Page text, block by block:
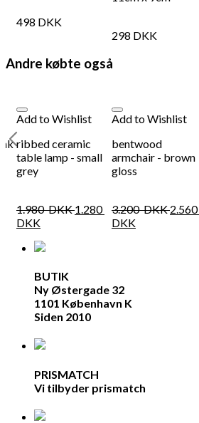
498 DKK
298 DKK
Andre købte også
Add to Wishlist
ribbed ceramic
table lamp - small
grey
1.980DKK 1.280
DKK
Add to Wishlist
bentwood
armchair - brown
gloss
3.200DKK 2.560
DKK
BUTIK
Ny Østergade 32
1101 København K
Siden 2010
PRISMATCH
Vi tilbyder prismatch